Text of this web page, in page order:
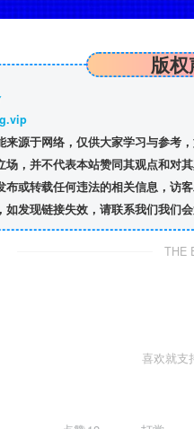
版
源于网络，仅供大家学习与参考
，并不代表本站赞同其观点和对其
布或转载任何违法的相关信息，访
发现链接失效，请联系我们我们会
THE
喜欢就支